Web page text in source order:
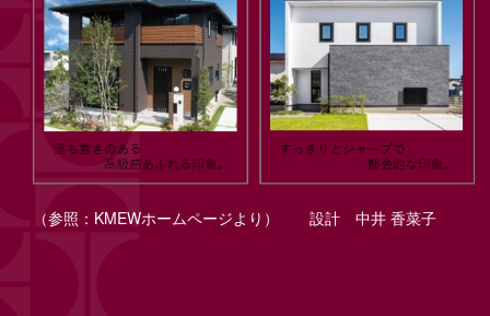
（参照：KMEWホームページより） 設計 中井 香菜子